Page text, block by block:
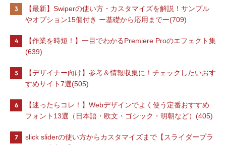
3
【最新】Swiperの使い方・カスタマイズを解説！サンプル
やオプション15個付き ー基礎から応用までー(709)
4
【作業を時短！】一目でわかるPremiere Proのエフェクト集
(639)
5
【デザイナー向け】参考＆情報収集に！チェックしたいおす
すめサイト7選(505)
6
【迷ったらコレ！】Webデザインでよく使う定番おすすめ
フォント13選（日本語・欧文・ゴシック・明朝など）(405)
7
slick sliderの使い方からカスタマイズまで【スライダープラ